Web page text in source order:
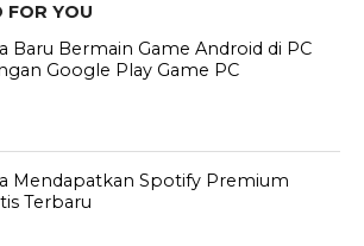
FOR YOU
Baru Bermain Game Android di PC
Google Play Game PC
Mendapatkan Spotify Premium
Terbaru